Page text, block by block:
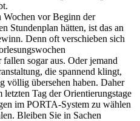
Wochen vor Beginn der
Stundenplan hätten, ist das an
Denn oft verschieben sich
sogar aus. Oder jemand
die spannend klingt,
völlig übersehen haben. Daher
letzten Tag der Orientierungstage
im PORTA-System zu wählen
Bleiben Sie in Sachen